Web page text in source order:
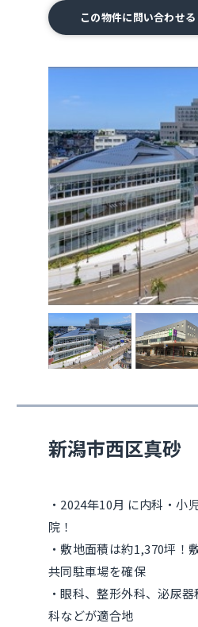
この物件に問い合わせる
新潟市西区真砂
・2024年10月 に内科・小
院！
・敷地面積は約1,370坪！
共同駐車場を確保
・眼科、整形外科、泌尿
科などが適合地